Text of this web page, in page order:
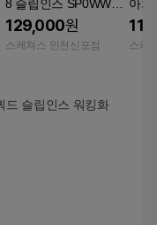
8 슬립인스 SP0WWCF
Y023
129,000원
스케쳐스 인천신포점
아치
X061
스케
드 슬립인스 워킹화